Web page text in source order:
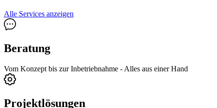
Alle Services anzeigen
Beratung
Vom Konzept bis zur Inbetriebnahme - Alles aus einer Hand
Projektlösungen